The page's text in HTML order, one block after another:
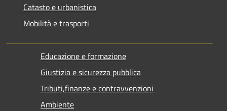
Catasto e urbanistica
Mobilità e trasporti
Educazione e formazione
Giustizia e sicurezza pubblica
Tributi,finanze e contravvenzioni
Ambiente